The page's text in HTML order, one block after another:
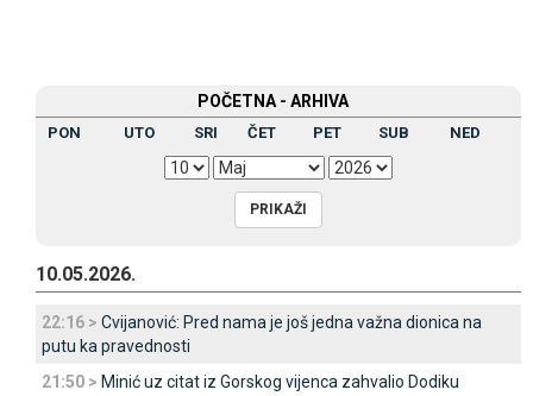
POČETNA - ARHIVA
PON UTO SRI ČET PET SUB NED
10.05.2026.
22:16 > Cvijanović: Pred nama je još jedna važna dionica na
putu ka pravednosti
21:50 > Minić uz citat iz Gorskog vijenca zahvalio Dodiku